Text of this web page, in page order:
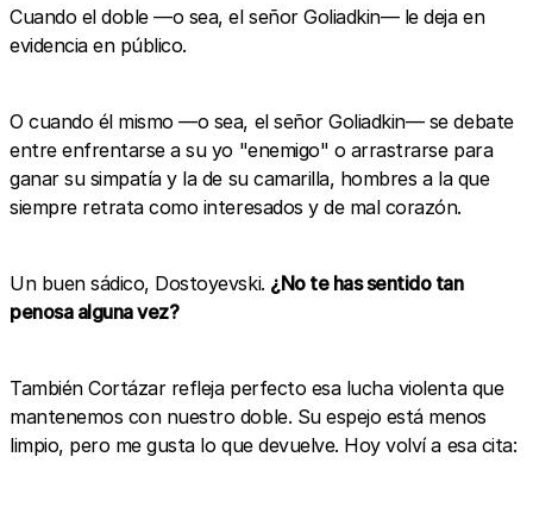
Cuando el doble —o sea, el señor Goliadkin— le deja en
evidencia en público.
O cuando él mismo —o sea, el señor Goliadkin— se debate
entre enfrentarse a su yo "enemigo" o arrastrarse para
ganar su simpatía y la de su camarilla, hombres a la que
siempre retrata como interesados y de mal corazón.
Un buen sádico, Dostoyevski. ¿No te has sentido tan
penosa alguna vez?
También Cortázar refleja perfecto esa lucha violenta que
mantenemos con nuestro doble. Su espejo está menos
limpio, pero me gusta lo que devuelve. Hoy volví a esa cita: